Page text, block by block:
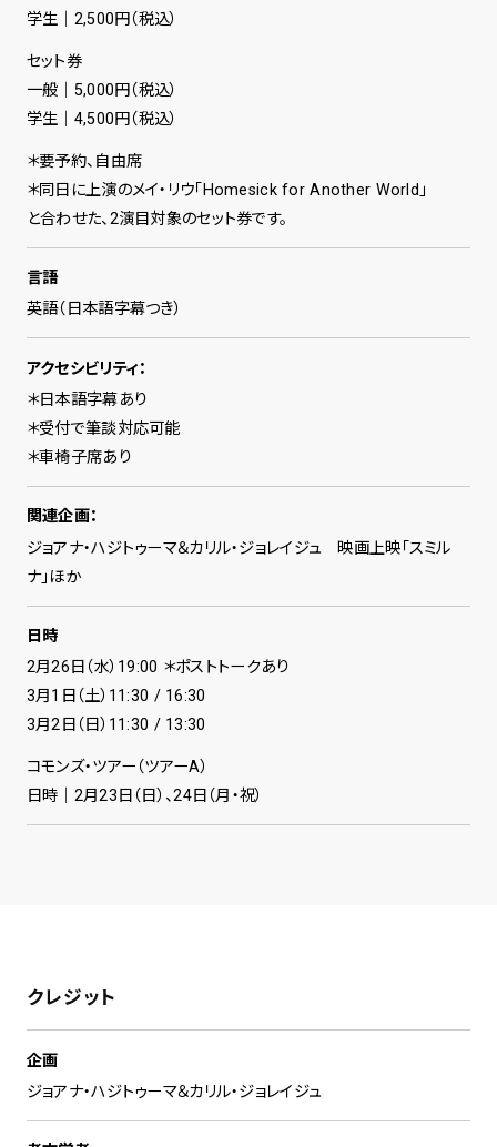
学生｜2,500円（税込）
セット券
一般｜5,000円（税込）
学生｜4,500円（税込）
＊要予約、自由席
＊同日に上演のメイ・リウ「Homesick for Another World」
と合わせた、2演目対象のセット券です。
言語
英語（日本語字幕つき）
アクセシビリティ：
＊日本語字幕あり
＊受付で筆談対応可能
＊車椅子席あり
関連企画：
ジョアナ・ハジトゥーマ＆カリル・ジョレイジュ 映画上映「スミル
ナ」ほか
日時
2月26日（水）19:00 ＊ポストトークあり
3月1日（土）11:30 / 16:30
3月2日（日）11:30 / 13:30
コモンズ・ツアー（ツアーA）
日時｜2月23日（日）、24日（月・祝）
クレジット
企画
ジョアナ・ハジトゥーマ＆カリル・ジョレイジュ